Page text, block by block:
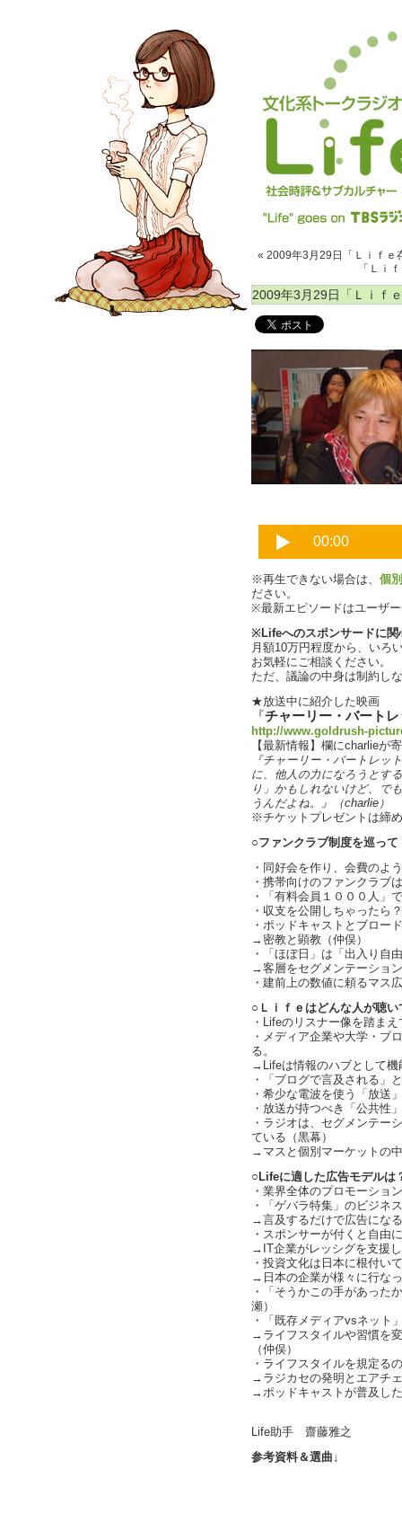
« 2009年3月29日「Ｌｉｆｅ
「Ｌｉ
2009年3月29日「Ｌｉｆ
※再生できない場合は、 個
ださい。
※最新エピソードはユーザ
※Lifeへのスポンサードに関
月額10万円程度から、いろ
お気軽にご相談ください。
ただ、議論の中身は制約し
★放送中に紹介した映画
『チャーリー・バート
http://www.goldrush-
【最新情報】欄にcharlieが
『チャーリー・バートレッ
に、他人の力になろうとす
り」かもしれないけど、で
うんだよね。』（charlie）
※チケットプレゼントは締
○ファンクラブ制度を巡って
・同好会を作り、会費のよ
・携帯向けのファンクラブ
・「有料会員１０００人」
・収支を公開しちゃったら
・ポッドキャストとブロー
→密教と顕教（仲俣）
・「ほぼ日」は「出入り自
→客層をセグメンテーショ
・建前上の数値に頼るマス
○Ｌｉｆｅはどんな人が聴い
・Lifeのリスナー像を踏ま
・メディア企業や大学・ブ
る。
→Lifeは情報のハブとして機
・「ブログで言及される」
・希少な電波を使う「放送
・放送が持つべき「公共性
・ラジオは、セグメンテー
ている（黒幕）
→マスと個別マーケットの
○Lifeに適した広告モデルは
・業界全体のプロモーショ
・「ゲバラ特集」のビジネ
→言及するだけで広告にな
・スポンサーが付くと自由
→IT企業がレッシグを支援
・投資文化は日本に根付い
→日本の企業が様々に行な
・「そうかこの手があった
瀬）
・「既存メディアvsネット
→ライフスタイルや習慣を
（仲俣）
・ライフスタイルを規定る
→ラジカセの発明とエアチ
→ポッドキャストが普及し
Life助手 齋藤雅之
参考資料＆選曲↓